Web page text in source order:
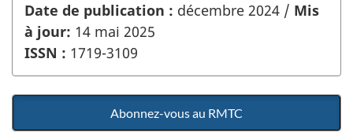
Date de publication : décembre 2024 / Mis
à jour: 14 mai 2025
ISSN : 1719-3109
Abonnez-vous au RMTC